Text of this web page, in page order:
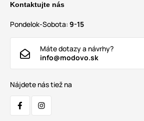
Kontaktujte nás
Pondelok-Sobota: 9-15
Máte dotazy a návrhy?
info@modovo.sk
Nájdete nás tiež na